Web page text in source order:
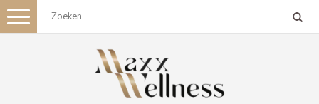
Toggle
navigation